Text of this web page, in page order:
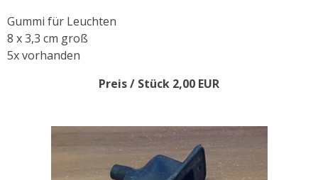
Gummi für Leuchten
8 x 3,3 cm groß
5x vorhanden
Preis / Stück 2,00 EUR